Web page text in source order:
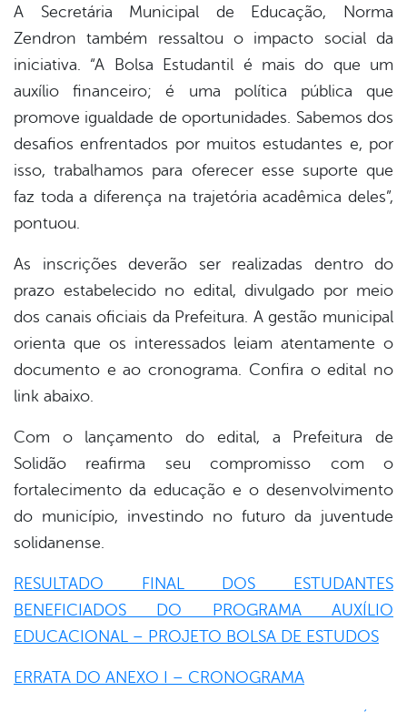
A Secretária Municipal de Educação, Norma
Zendron também ressaltou o impacto social da
iniciativa. “A Bolsa Estudantil é mais do que um
auxílio financeiro; é uma política pública que
promove igualdade de oportunidades. Sabemos dos
desafios enfrentados por muitos estudantes e, por
isso, trabalhamos para oferecer esse suporte que
faz toda a diferença na trajetória acadêmica deles”,
pontuou.
As inscrições deverão ser realizadas dentro do
prazo estabelecido no edital, divulgado por meio
dos canais oficiais da Prefeitura. A gestão municipal
orienta que os interessados leiam atentamente o
documento e ao cronograma. Confira o edital no
link abaixo.
Com o lançamento do edital, a Prefeitura de
Solidão reafirma seu compromisso com o
fortalecimento da educação e o desenvolvimento
do município, investindo no futuro da juventude
solidanense.
RESULTADO FINAL DOS ESTUDANTES
BENEFICIADOS DO PROGRAMA AUXÍLIO
EDUCACIONAL – PROJETO BOLSA DE ESTUDOS
ERRATA DO ANEXO I – CRONOGRAMA